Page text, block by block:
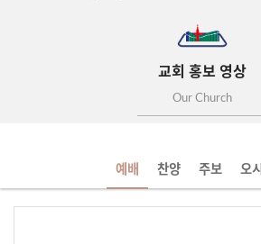
교회 홍보 영상
Our Church
예배 찬양 주보 오